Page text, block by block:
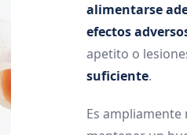
alimentarse
efectos
apetito o
suficiente.
Es